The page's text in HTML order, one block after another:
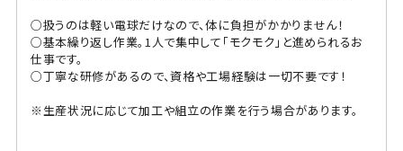
○扱うのは軽い電球だけなので、体に負担がかかりません！
○基本繰り返し作業。1人で集中して「モクモク」と進められるお
仕事です。
○丁寧な研修があるので、資格や工場経験は一切不要です！
※生産状況に応じて加工や組立の作業を行う場合があります。